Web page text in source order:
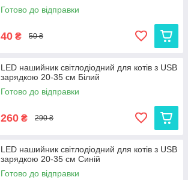
Готово до відправки
40 ₴ 50 ₴
LED нашийник світлодіодний для котів з USB
зарядкою 20-35 см Білий
Готово до відправки
260 ₴ 290 ₴
LED нашийник світлодіодний для котів з USB
зарядкою 20-35 см Синій
Готово до відправки